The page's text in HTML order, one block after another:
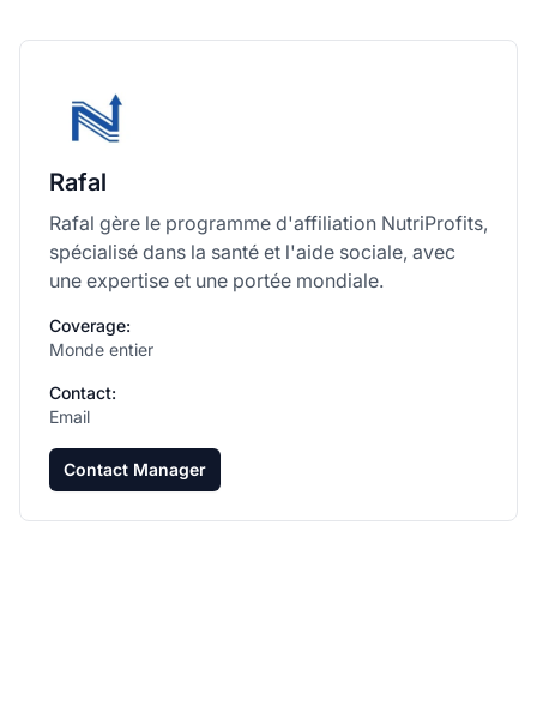
Rafal
Rafal gère le programme d'affiliation NutriProfits,
spécialisé dans la santé et l'aide sociale, avec
une expertise et une portée mondiale.
Coverage:
Monde entier
Contact:
Email
Contact Manager